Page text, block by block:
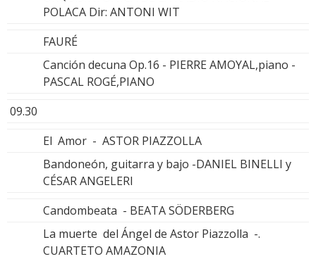
POLACA Dir: ANTONI WIT
FAURÉ
Canción decuna Op.16 - PIERRE AMOYAL,piano -
PASCAL ROGÉ,PIANO
09.30
El Amor - ASTOR PIAZZOLLA
Bandoneón, guitarra y bajo -DANIEL BINELLI y
CÉSAR ANGELERI
Candombeata - BEATA SÖDERBERG
La muerte del Ángel de Astor Piazzolla -.
CUARTETO AMAZONIA